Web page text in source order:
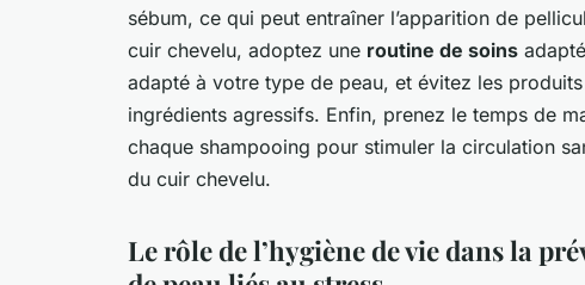
sébum, ce qui peut entraîner l’apparition de
cuir chevelu, adoptez une routine de soins
adapté à votre type de peau, et évitez les
ingrédients agressifs. Enfin, prenez le temps de
chaque shampooing pour stimuler la circulation
du cuir chevelu.
Le rôle de l’hygiène de vie dans la